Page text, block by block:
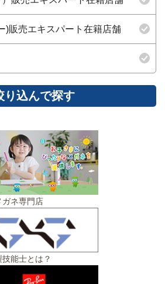
)販売エキスパート在籍店舗
ガネ専門店
能士とは？